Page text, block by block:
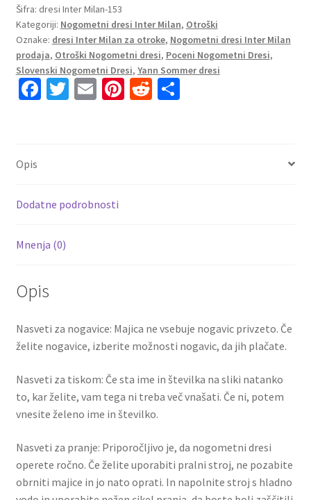
Sommer
#1
Inter
Milan
Vratar
Gostujoči
količina
Šifra: dresi Inter Milan-153
Kategoriji: Nogometni dresi Inter Milan, Otroški
Oznake: dresi Inter Milan za otroke, Nogometni dresi Inter Milan
prodaja, Otroški Nogometni dresi, Poceni Nogometni Dresi,
Slovenski Nogometni Dresi, Yann Sommer dresi
Fa
k
T E Pi R S
Opis
Dodatne podrobnosti
Mnenja (0)
Opis
Nasveti za nogavice: Majica ne vsebuje nogavic privzeto. Če
želite nogavice, izberite možnosti nogavic, da jih plačate.
Nasveti za tiskom: Če sta ime in številka na sliki natanko
to, kar želite, vam tega ni treba več vnašati. Če ni, potem
vnesite želeno ime in številko.
Nasveti za pranje: Priporočljivo je, da nogometni dresi
operete ročno. Če želite uporabiti pralni stroj, ne pozabite
obrniti majice in jo nato oprati. In napolnite stroj s hladno